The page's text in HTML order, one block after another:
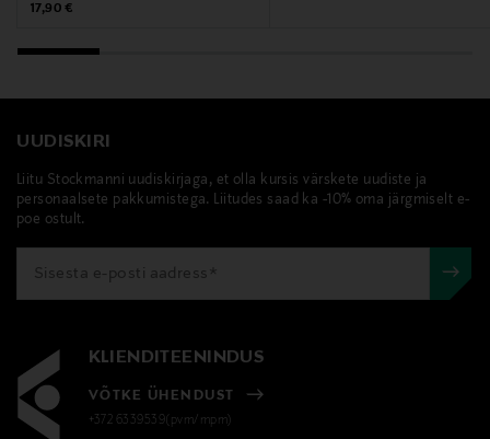
Original Price
17,90 €
UUDISKIRI
Liitu Stockmanni uudiskirjaga, et olla kursis värskete uudiste ja
personaalsete pakkumistega. Liitudes saad ka -10% oma järgmiselt e-
poe ostult.
KLIENDITEENINDUS
VÕTKE ÜHENDUST
+372 6339539(pvm/mpm)